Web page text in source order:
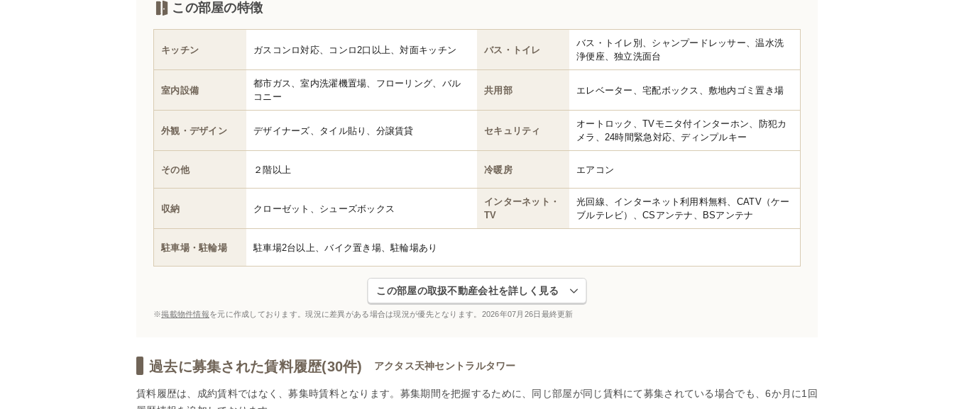
この部屋の特徴
キッチン ガスコンロ対応、コンロ2口以上、対面キッチン バス・トイレ
バス・トイレ別、シャンプードレッサー、温水洗
浄便座、独立洗面台
室内設備
都市ガス、室内洗濯機置場、フローリング、バル
コニー
共用部 エレベーター、宅配ボックス、敷地内ゴミ置き場
外観・デザイン デザイナーズ、タイル貼り、分譲賃貸 セキュリティ
オートロック、TVモニタ付インターホン、防犯カ
メラ、24時間緊急対応、ディンプルキー
その他 ２階以上 冷暖房 エアコン
収納 クローゼット、シューズボックス
インターネット・
TV
光回線、インターネット利用料無料、CATV（ケー
ブルテレビ）、CSアンテナ、BSアンテナ
駐車場・駐輪場 駐車場2台以上、バイク置き場、駐輪場あり
この部屋の取扱不動産会社を詳しく見る
※掲載物件情報を元に作成しております。現況に差異がある場合は現況が優先となります。 2026年07月26日最終更新
過去に募集された賃料履歴(30件) アクタス天神セントラルタワー
賃料履歴は、成約賃料ではなく、募集時賃料となります。募集期間を把握するために、同じ部屋が同じ賃料にて募集されている場合でも、6か月に1回